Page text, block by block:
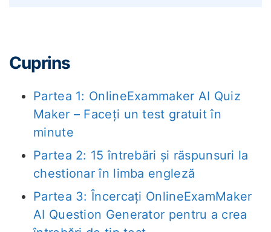
Cuprins
Partea 1: OnlineExammaker AI Quiz
Maker – Faceți un test gratuit în
minute
Partea 2: 15 întrebări și răspunsuri la
chestionar în limba engleză
Partea 3: Încercați OnlineExamMaker
AI Question Generator pentru a crea